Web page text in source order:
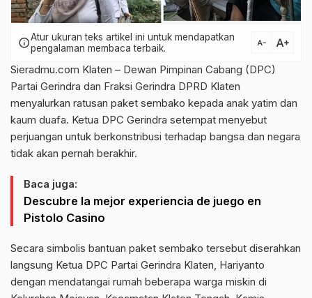
infoAtur ukuran teks artikel ini untuk mendapatkan
pengalaman membaca terbaik.
text_decrease text_increase
Sieradmu.com Klaten – Dewan Pimpinan Cabang (DPC)
Partai Gerindra dan Fraksi Gerindra DPRD Klaten
menyalurkan ratusan paket sembako kepada anak yatim dan
kaum duafa. Ketua DPC Gerindra setempat menyebut
perjuangan untuk berkonstribusi terhadap bangsa dan negara
tidak akan pernah berakhir.
Baca juga:
Descubre la mejor experiencia de juego en
Pistolo Casino
Secara simbolis bantuan paket sembako tersebut diserahkan
langsung Ketua DPC Partai Gerindra Klaten, Hariyanto
dengan mendatangai rumah beberapa warga miskin di